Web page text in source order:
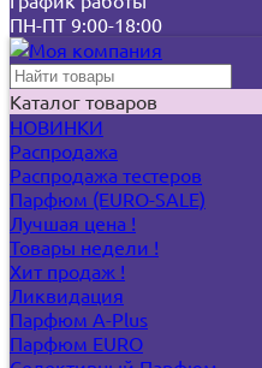
ПН-ПТ 9:00-18:00
Каталог товаров
НОВИНКИ
Распродажа
Распродажа тестеров
Парфюм (EURO-SALE)
Лучшая цена !
Товары недели !
Хит продаж !
Ликвидация
Парфюм A-Plus
Парфюм EURO